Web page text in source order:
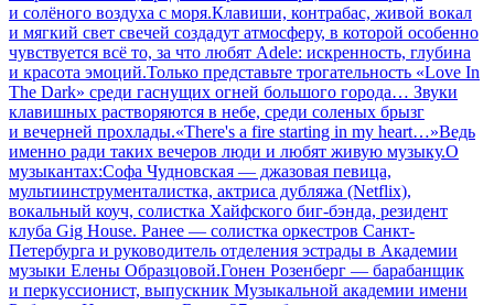
и солёного воздуха с моря.Клавиши, контрабас, живой вокал
и мягкий свет свечей создадут атмосферу, в которой особенно
чувствуется всё то, за что любят Adele: искренность, глубина
и красота эмоций.Только представьте трогательность «Love In
The Dark» среди гаснущих огней большого города… Звуки
клавишных растворяются в небе, среди соленых брызг
и вечерней прохлады.«There's a fire starting in my heart…»Ведь
именно ради таких вечеров люди и любят живую музыку.О
музыкантах:Софа Чудновская — джазовая певица,
мультиинструменталистка, актриса дубляжа (Netflix),
вокальный коуч, солистка Хайфского биг-бэнда, резидент
клуба Gig House. Ранее — солистка оркестров Санкт-
Петербурга и руководитель отделения эстрады в Академии
музыки Елены Образцовой.Гонен Розенберг — барабанщик
и перкуссионист, выпускник Музыкальной академии имени